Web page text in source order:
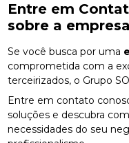
Entre em
sobre a
Se você busca por uma
comprometida com a
terceirizados, o Grupo
Entre em contato
soluções e descubra
necessidades do seu